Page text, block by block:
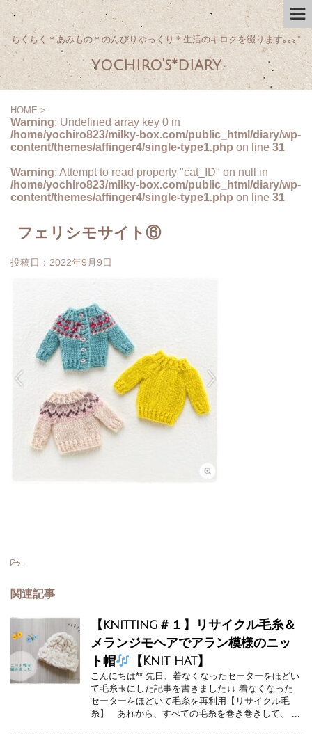
ちくちく＊あみもの＊のんびりゆっくり＊生活のキロクを綴ります｡｡｡*
yochiro's*diary
HOME >
Warning: Undefined array key 0 in
/home/yochiro823/milky-box.com/public_html/diary/wp-
content/themes/affinger4/single-type1.php on line 31
Warning: Attempt to read property "cat_ID" on null in
/home/yochiro823/milky-box.com/public_html/diary/wp-
content/themes/affinger4/single-type1.php on line 31
フェリシモサイト⑥
投稿日： 2022年9月9日
-
関連記事
【knitting＃１】リサイクル毛糸＆
メランジモヘアでアラン模様のニッ
ト帽
【Knit hat】
こんにちは** 先日、着なくなったセーターをほどい
て毛糸玉にした記事を書きました↓↓ 着なくなった
セーターをほどいて毛糸を再利用【リサイクル毛
糸】 あれから、すべての毛糸を巻き巻きして、 ...